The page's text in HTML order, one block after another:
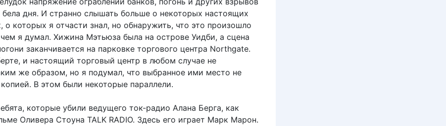
бела дня. И странно слышать больше о некоторых настоящих
о которых я отчасти знал, но обнаружить, что это произошло
я думал. Хижина Мэтьюза была на острове Уидби, а сцена
заканчивается на парковке торгового центра Northgate.
и настоящий торговый центр в любом случае не
же образом, но я подумал, что выбранное ими место не
В этом были некоторые параллели.
которые убили ведущего ток-радио Алана Берга, как
Оливера Стоуна TALK RADIO. Здесь его играет Марк Марон.